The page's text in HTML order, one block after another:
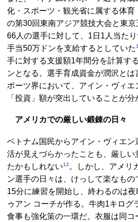
化・スポーツ・観光省に属する体
の第30回東南アジア競技大会と東
66人の選手に対して、1日1人当た
手当50万ドンを支給するとしていた
手に対する支援額1年間分を計算す
ンとなる。選手育成資金が潤沢とは
ポーツ界において、アイン・ヴィエ
「投資」額が突出していることが分
アメリカでの厳しい鍛錬の日々
ベトナム国民からアイン・ヴィエン
活が見えづらかったことも、厳しい
たかもしれない12 。しかし、アメリ
ン選手の日々は、けっして楽なも
15分に練習を開始し、終わるのは
ゥアン コーチが作る。牛肉1キログ
食事も強化策の一環だ。衣服は同コ